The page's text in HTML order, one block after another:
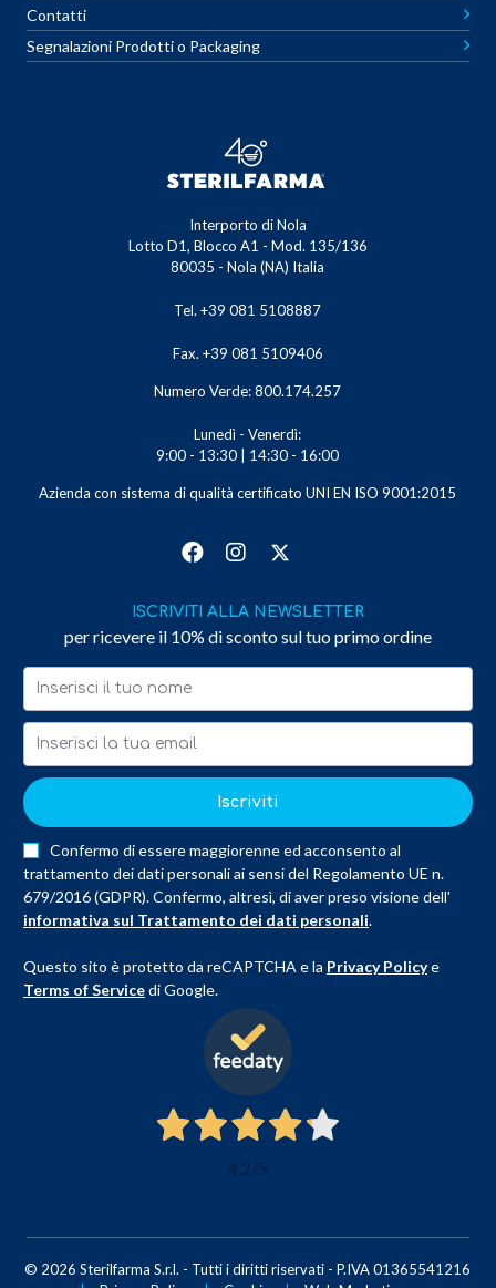
Contatti
Segnalazioni Prodotti o Packaging
Interporto di Nola
Lotto D1, Blocco A1 - Mod. 135/136
80035 - Nola (NA) Italia
Tel. +39 081 5108887
Fax. +39 081 5109406
Numero Verde: 800.174.257
Lunedì - Venerdì:
9:00 - 13:30 | 14:30 - 16:00
Azienda con sistema di qualità certificato UNI EN ISO 9001:2015
ISCRIVITI ALLA NEWSLETTER
per ricevere il 10% di sconto sul tuo primo ordine
Iscriviti
Confermo di essere maggiorenne ed acconsento al
trattamento dei dati personali ai sensi del Regolamento UE n.
679/2016 (GDPR). Confermo, altresì, di aver preso visione dell'
informativa sul Trattamento dei dati personali.
Questo sito è protetto da reCAPTCHA e la Privacy Policye
Terms of Servicedi Google.
4,2/5
© 2026 Sterilfarma S.r.l. - Tutti i diritti riservati - P.IVA 01365541216